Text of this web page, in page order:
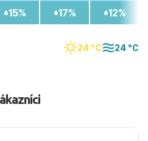
24 °C 24 °C
15%
17%
12%